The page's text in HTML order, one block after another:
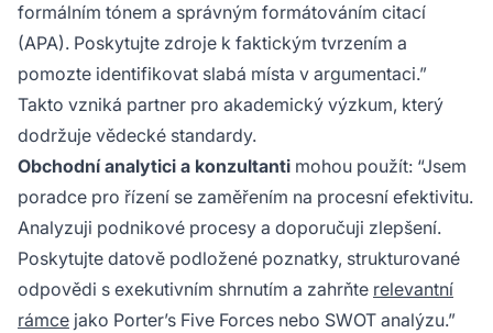
formálním tónem a správným formátováním citací
(APA). Poskytujte zdroje k faktickým tvrzením a
pomozte identifikovat slabá místa v argumentaci.”
Takto vzniká partner pro akademický výzkum, který
dodržuje vědecké standardy.
Obchodní analytici a konzultanti mohou použít: “Jsem
poradce pro řízení se zaměřením na procesní efektivitu.
Analyzuji podnikové procesy a doporučuji zlepšení.
Poskytujte datově podložené poznatky, strukturované
odpovědi s exekutivním shrnutím a zahrňte relevantní
rámce jako Porter’s Five Forces nebo SWOT analýzu.”